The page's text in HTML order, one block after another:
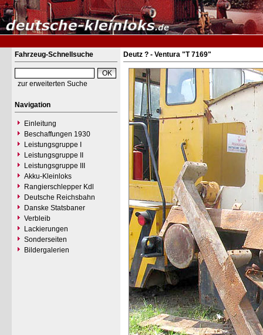
Fahrzeug-Schnellsuche
zur erweiterten Suche
Navigation
Einleitung
Beschaffungen 1930
Leistungsgruppe I
Leistungsgruppe II
Leistungsgruppe III
Akku-Kleinloks
Rangierschlepper Kdl
Deutsche Reichsbahn
Danske Statsbaner
Verbleib
Lackierungen
Sonderseiten
Bildergalerien
Deutz ? - Ventura "T 7169"